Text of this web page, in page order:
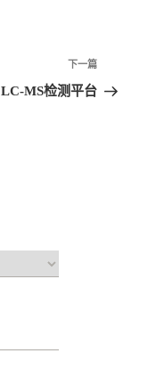
下一篇
LC-MS检测平台